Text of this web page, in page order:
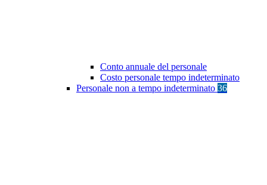
Conto annuale del personale
Costo personale tempo indeterminato
Personale non a tempo indeterminato 36